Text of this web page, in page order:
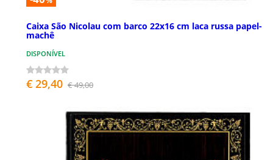
Caixa São Nicolau com barco 22x16 cm laca russa papel-
machê
DISPONÍVEL
€ 29,40 € 49,00